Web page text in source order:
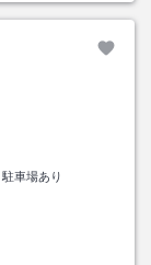
駐車場あり